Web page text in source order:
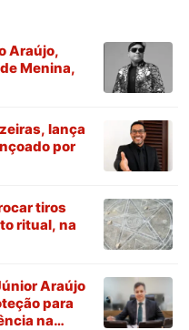
Araújo,
Menina,
lança
por
tiros
ritual, na
Araújo
para
na